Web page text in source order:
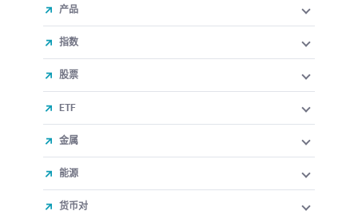
产品
指数
股票
ETF
金属
能源
货币对